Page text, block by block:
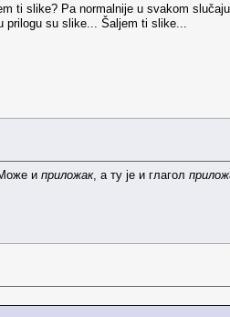
ti slike? Pa normalnije u svakom
su slike... Šaljem ti slike...
и приложак, а ту је и глагол